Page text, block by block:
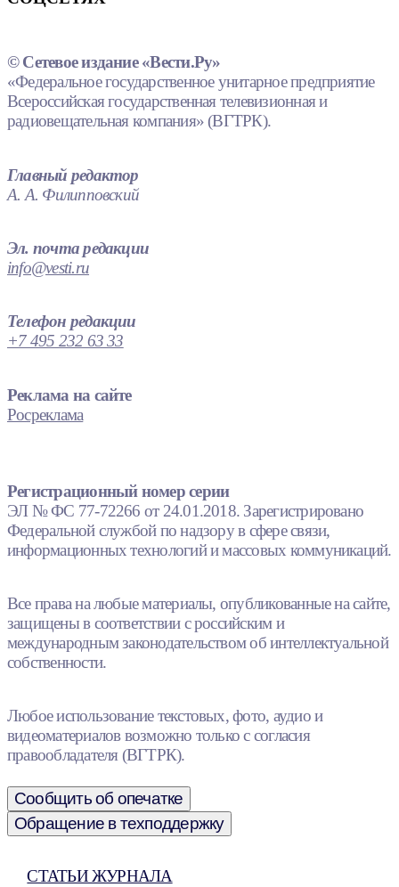
© Сетевое издание «Вести.Ру»
«Федеральное государственное унитарное предприятие
Всероссийская государственная телевизионная и
радиовещательная компания» (ВГТРК).
Главный редактор
А. А. Филипповский
Эл. почта редакции
info@vesti.ru
Телефон редакции
+7 495 232 63 33
Реклама на сайте
Росреклама
Регистрационный номер серии
ЭЛ № ФС 77-72266 от 24.01.2018. Зарегистрировано
Федеральной службой по надзору в сфере связи,
информационных технологий и массовых коммуникаций.
Все права на любые материалы, опубликованные на сайте,
защищены в соответствии с российским и
международным законодательством об интеллектуальной
собственности.
Любое использование текстовых, фото, аудио и
видеоматериалов возможно только с согласия
правообладателя (ВГТРК).
Сообщить об опечатке
Обращение в техподдержку
СТАТЬИ ЖУРНАЛА